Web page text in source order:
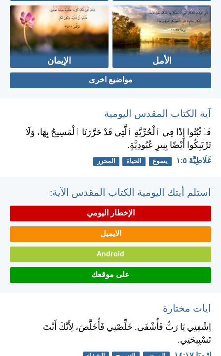
الأمل الإيمان
مواضيع اخرى
آية الكتاب المقدس اليومية
فَٱثْبُتُوا إِذًا فِي ٱلْحُرِّيَّةِ ٱلَّتِي قَدْ حَرَّرَنَا ٱلْمَسِيحُ بِهَا، وَلَا
تَرْتَبِكُوا أَيْضًا بِنِيرِ عُبُودِيَّةٍ.
غَلَاطِيَّةَ ٥:‏١ يسوع الحياة المحرر
استلم أيتك اليومية الكتاب المقدس الآية:
الإخطار اليومي
الايميل
Android
على موقعك
ايات مختارة
اِشْفِنِي يَا رَبُّ فَأُشْفَى. خَلِّصْنِي فَأُخَلَّصَ، لِأَنَّكَ أَنْتَ
تَسْبِيحَتِي.